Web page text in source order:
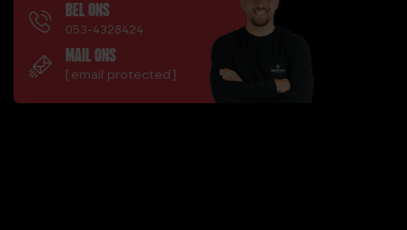
BEL ONS
053-4328424
MAIL ONS
[email protected]